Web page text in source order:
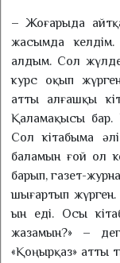
– Жоғарыда
жасымда
алдым. Сол жүлде
курс оқып
атты алғашқы
Қаламақысы бар.
Сол кітабыма
баламын ғой ол
барып, газет-
шығартып
ын еді. Осы
жазамын?» –
«Қоңырқаз» ат­ты